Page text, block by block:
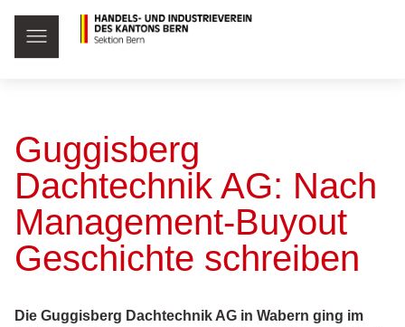
Guggisberg
Dachtechnik AG: Nach
Management-Buyout
Geschichte schreiben
Die Guggisberg Dachtechnik AG in Wabern ging im